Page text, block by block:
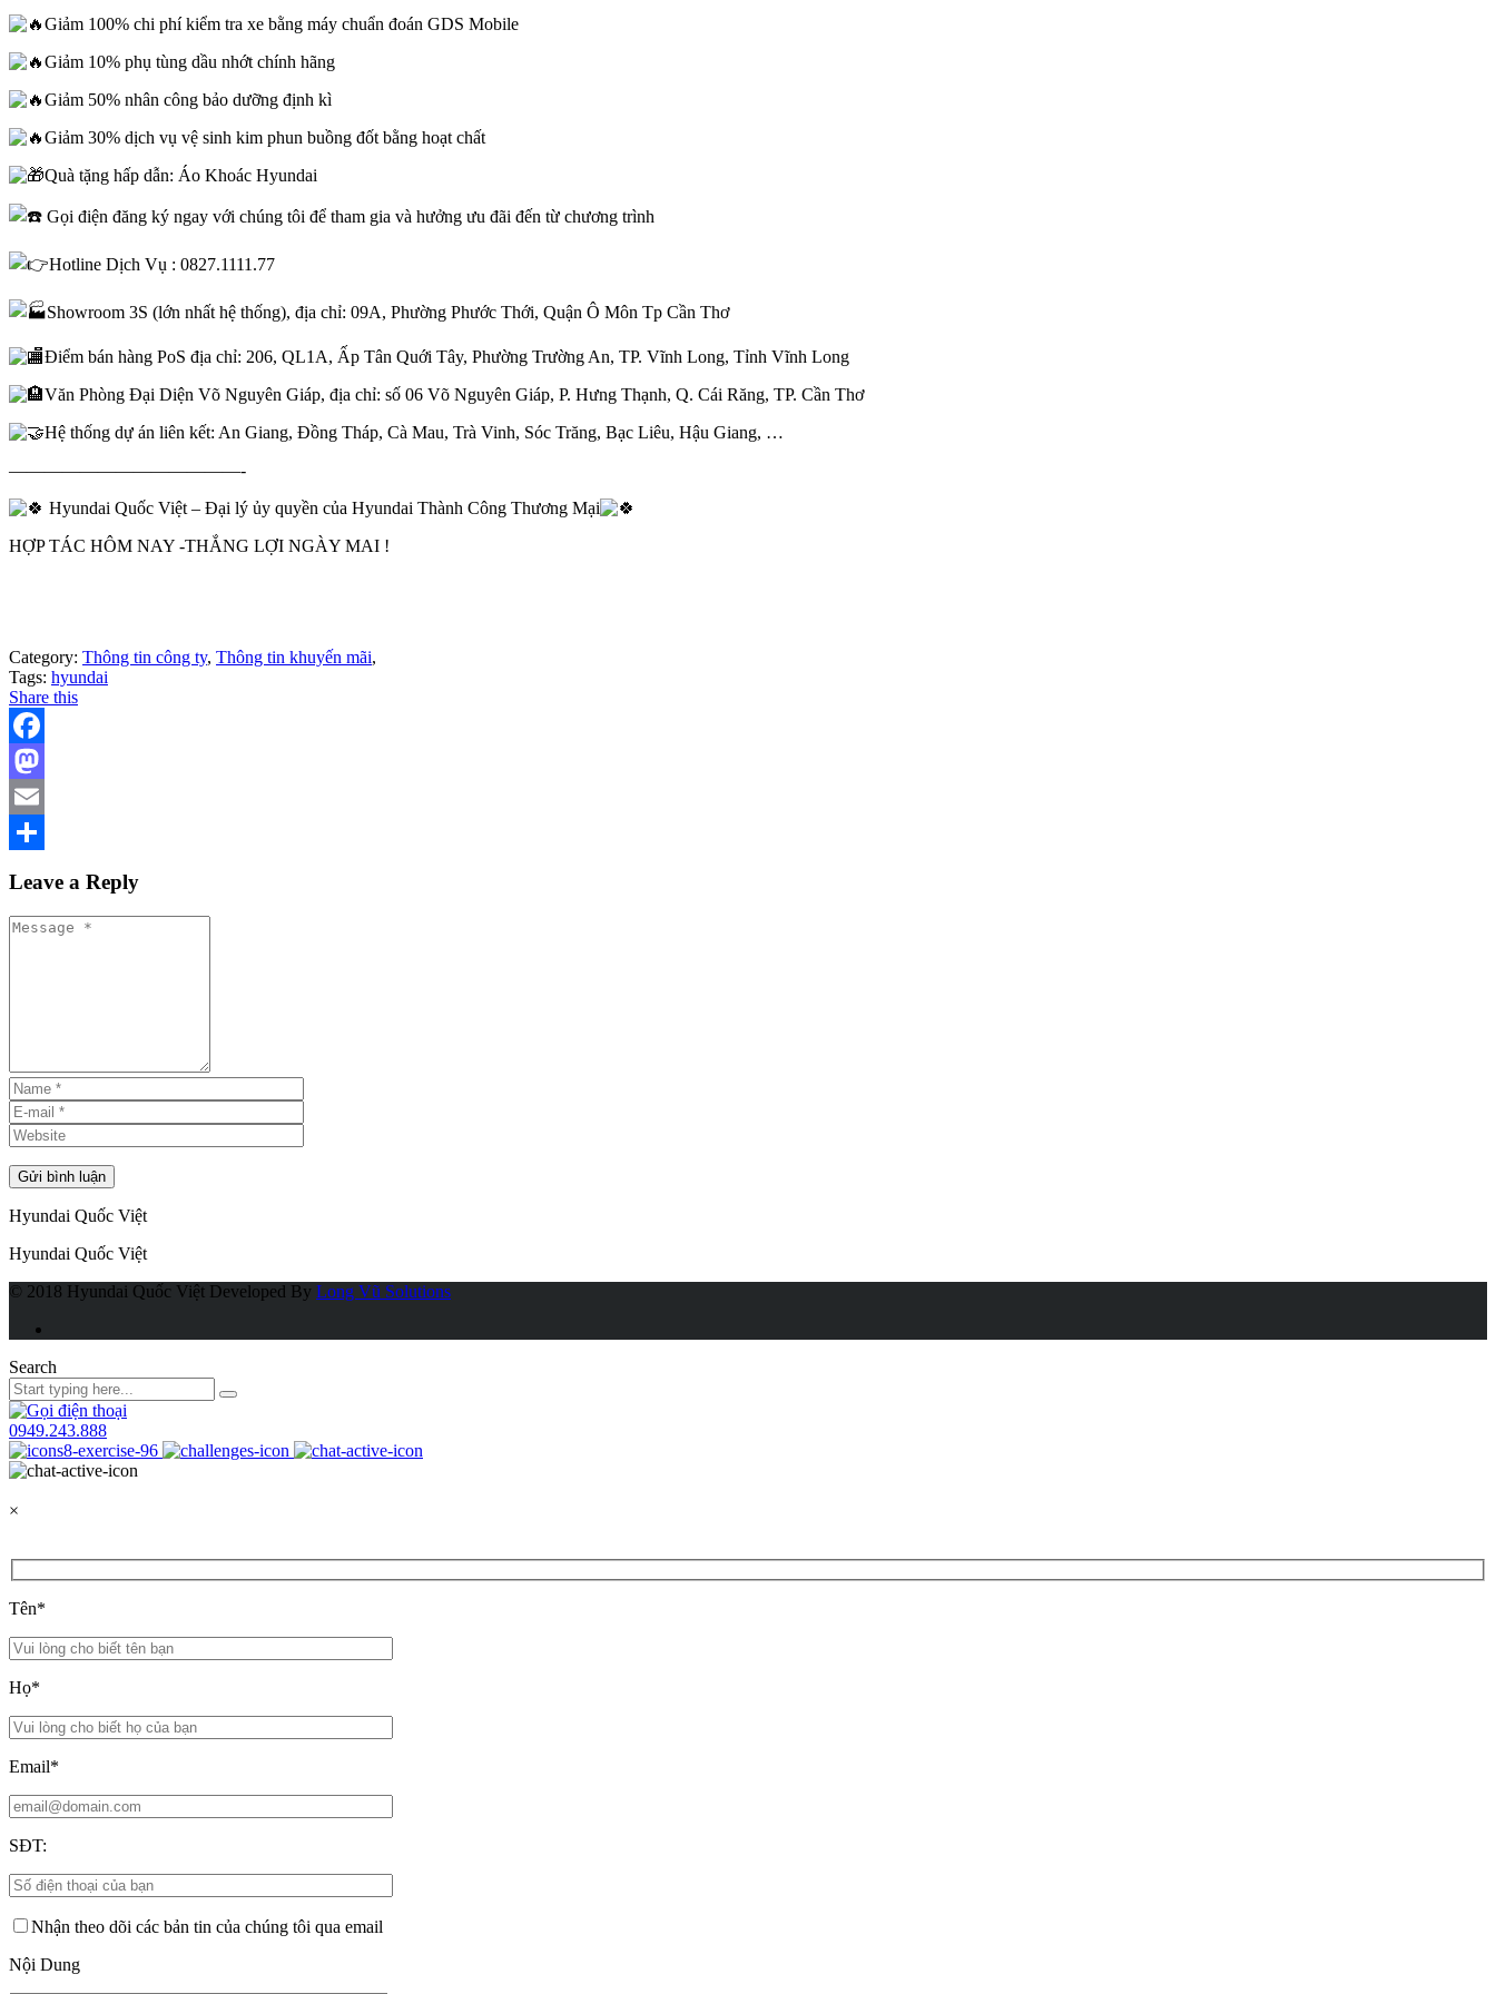
Giảm 100% chi phí kiểm tra xe bằng máy chuẩn đoán GDS Mobile
Giảm 10% phụ tùng dầu nhớt chính hãng
Giảm 50% nhân công bảo dưỡng định kì
Giảm 30% dịch vụ vệ sinh kim phun buồng đốt bằng hoạt chất
Quà tặng hấp dẫn: Áo Khoác Hyundai
Gọi điện đăng ký ngay với chúng tôi để tham gia và hưởng ưu đãi đến từ chương trình
Hotline Dịch Vụ : 0827.1111.77
Showroom 3S (lớn nhất hệ thống), địa chỉ: 09A, Phường Phước Thới, Quận Ô Môn Tp Cần Thơ
Điểm bán hàng PoS địa chỉ: 206, QL1A, Ấp Tân Quới Tây, Phường Trường An, TP. Vĩnh Long, Tỉnh Vĩnh Long
Văn Phòng Đại Diện Võ Nguyên Giáp, địa chỉ: số 06 Võ Nguyên Giáp, P. Hưng Thạnh, Q. Cái Răng, TP. Cần Thơ
Hệ thống dự án liên kết: An Giang, Đồng Tháp, Cà Mau, Trà Vinh, Sóc Trăng, Bạc Liêu, Hậu Giang, …
—————————————-
Hyundai Quốc Việt – Đại lý ủy quyền của Hyundai Thành Công Thương Mại
HỢP TÁC HÔM NAY -THẮNG LỢI NGÀY MAI !
Category: Thông tin công ty, Thông tin khuyến mãi,
Tags: hyundai
Share this
Facebook
Mastodon
Email
Leave a Reply
Hyundai Quốc Việt
Hyundai Quốc Việt
© 2018 Hyundai Quốc Việt Developed By Long Vũ Solutions
Search
0949.243.888
×
Tên*
Họ*
Email*
SĐT:
Nhận theo dõi các bản tin của chúng tôi qua email
Nội Dung